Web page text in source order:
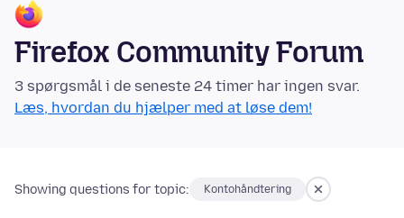
Firefox Community Forum
3 spørgsmål i de seneste 24 timer har ingen svar.
Læs, hvordan du hjælper med at løse dem!
Showing questions for topic: Kontohåndtering